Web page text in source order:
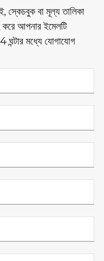
স্কেচবুক বা মূল্য তালিকা
আপনার ইমেলটি
ঘন্টার মধ্যে যোগাযোগ